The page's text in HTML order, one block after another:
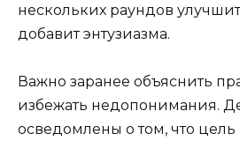
нескольких раундов
добавит энтузиазма.
Важно заранее объяснить
избежать недопонимания.
осведомлены о том, что